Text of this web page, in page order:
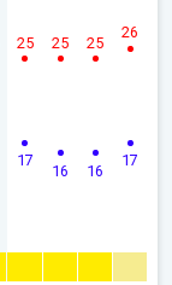
17
25
16
25
16
25
17
26